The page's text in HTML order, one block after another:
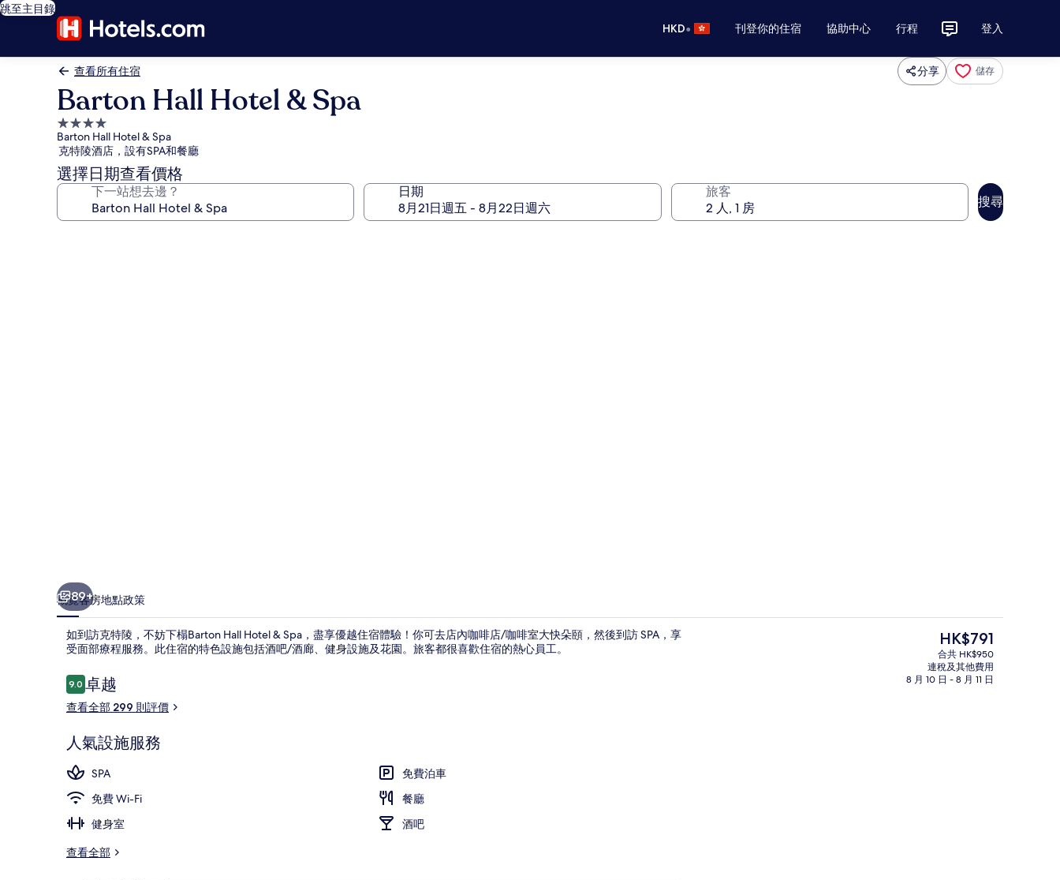
跳至主目錄
HKD• 刊登你的住宿 協助中心 行程 登入
查看所有住宿 分享 儲存
Barton Hall Hotel & Spa
4.0
星
級
住
宿
Barton Hall Hotel & Spa
克特陵酒店，設有SPA和餐廳
選擇日期查看價格
下一站想去邊？ 日期 旅客
搜尋
桑拿、熱水浴缸、蒸氣室、身體療程
89+
概覽客房地點政策
如到訪克特陵，不妨下榻Barton Hall Hotel & Spa，盡享優越住宿體驗！你可去店內咖啡店/咖啡室大快朵頤，然後到訪 SPA，享
受面部療程服務。此住宿的特色設施包括酒吧/酒廊、健身設施及花園。旅客都很喜歡住宿的熱心員工。
評
價
9.09.0 分，滿分 10 分，
卓越
查看全部 299 則評價
人氣設施服務
SPA
免費泊車
免費 Wi-Fi
餐廳
健身室
酒吧
查看全部
現
價
HK$791
HK$791
合共 HK$950
連稅及其他費用
8 月 10 日 - 8 月 11 日